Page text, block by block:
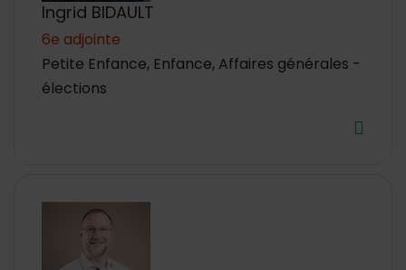
Ingrid BIDAULT
6e adjointe
Petite Enfance, Enfance, Affaires générales -
élections